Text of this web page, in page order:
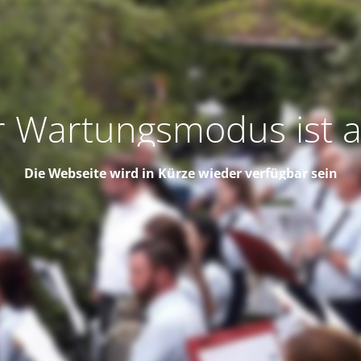
Wartungsmodus ist
Die Webseite wird in Kürze wieder verfügbar sein